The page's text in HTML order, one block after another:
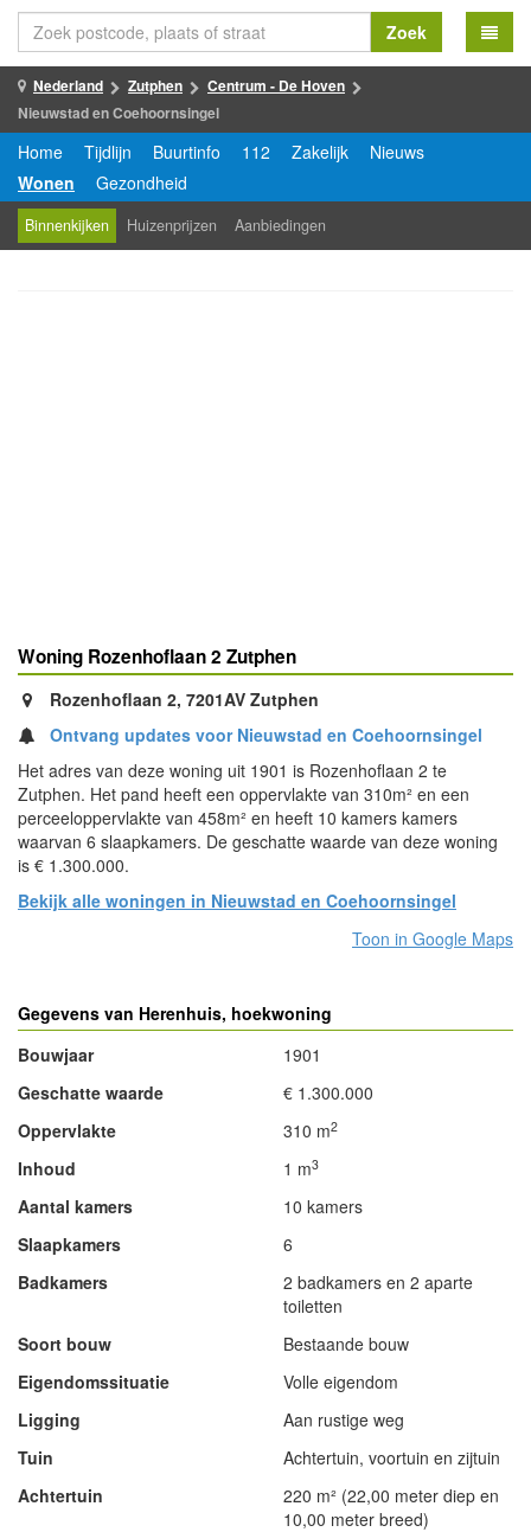
Zoek
Nederland Zutphen
Centrum - De Hoven
Nieuwstad en Coehoornsingel
Home Tijdlijn Buurtinfo 112 Zakelijk
Nieuws
Wonen
Gezondheid
Binnenkijken Huizenprijzen Aanbiedingen
Woning Rozenhoflaan 2 Zutphen
Rozenhoflaan 2, 7201AV Zutphen
Ontvang updates voor Nieuwstad en Coehoornsingel
Het adres van deze woning uit 1901 is Rozenhoflaan 2 te
Zutphen. Het pand heeft een oppervlakte van 310m² en een
perceeloppervlakte van 458m² en heeft 10 kamers kamers
waarvan 6 slaapkamers. De geschatte waarde van deze woning
is € 1.300.000.
Bekijk alle woningen in Nieuwstad en Coehoornsingel
Toon in Google Maps
Gegevens van Herenhuis, hoekwoning
Bouwjaar
1901
Geschatte waarde
€ 1.300.000
Oppervlakte
310 m2
Inhoud 1 m3
Aantal kamers
10 kamers
Slaapkamers
6
Badkamers
2 badkamers en 2 aparte
toiletten
Soort bouw
Bestaande bouw
Eigendomssituatie
Volle eigendom
Ligging
Aan rustige weg
Tuin
Achtertuin, voortuin en zijtuin
Achtertuin
220 m² (22,00 meter diep en
10,00 meter breed)